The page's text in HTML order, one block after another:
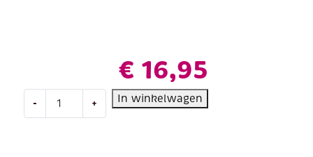
€ 16,95
-
Amsterdam
+ In winkelwagen